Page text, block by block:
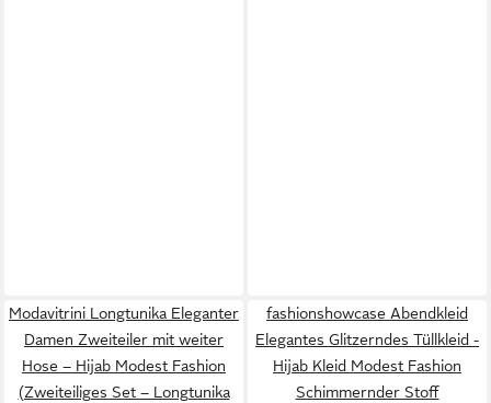
Modavitrini Longtunika Eleganter
Damen Zweiteiler mit weiter
Hose – Hijab Modest Fashion
(Zweiteiliges Set – Longtunika
fashionshowcase Abendkleid
Elegantes Glitzerndes Tüllkleid -
Hijab Kleid Modest Fashion
Schimmernder Stoff